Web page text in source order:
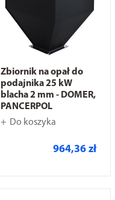
Zbiornik na opał do
podajnika 25 kW
blacha 2 mm - DOMER,
PANCERPOL
Do koszyka
964,36 zł